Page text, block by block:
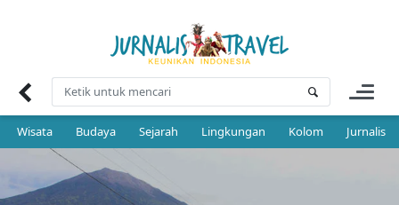
Wisata Budaya Sejarah Lingkungan Kolom Jurnalis